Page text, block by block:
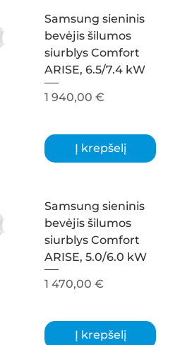
Samsung sieninis
bevėjis šilumos
siurblys Comfort
ARISE, 6.5/7.4 kW
Kaina
1 940,00 €
Į krepšelį
Samsung sieninis
bevėjis šilumos
siurblys Comfort
ARISE, 5.0/6.0 kW
Kaina
1 470,00 €
Į krepšelį